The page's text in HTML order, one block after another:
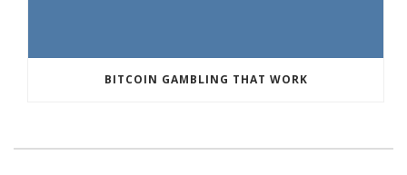
BITCOIN GAMBLING THAT WORK